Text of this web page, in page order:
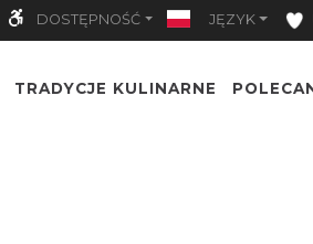
DOSTĘPNOŚĆ JĘZYK
TRADYCJE KULINARNE